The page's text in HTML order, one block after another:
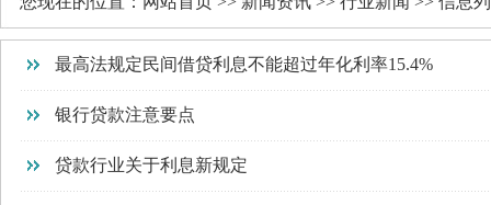
最高法规定民间借贷利息不能超过年化利率15.4%
银行贷款注意要点
贷款行业关于利息新规定